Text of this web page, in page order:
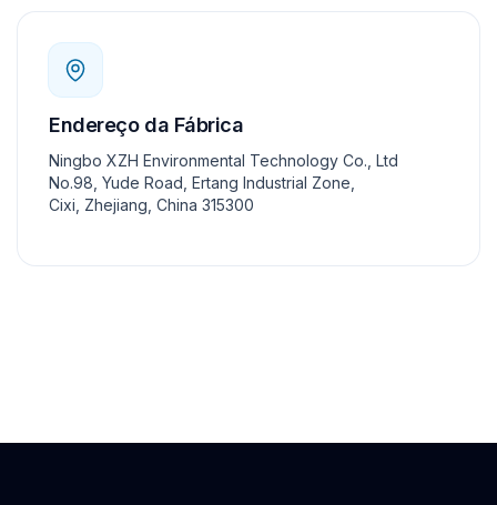
Endereço da Fábrica
Ningbo XZH Environmental Technology Co., Ltd
No.98, Yude Road, Ertang Industrial Zone,
Cixi, Zhejiang, China 315300